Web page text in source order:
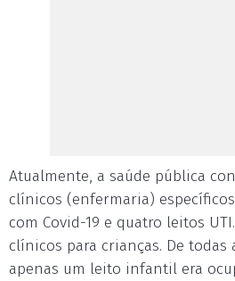
Atualmente, a saúde pública
clínicos (enfermaria)
com Covid-19 e quatro leitos
clínicos para crianças. De todas
apenas um leito infantil era